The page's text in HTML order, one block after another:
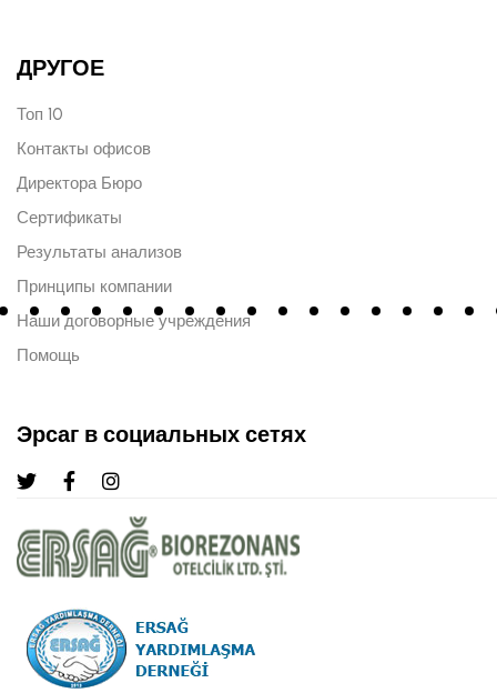
ДРУГОЕ
Топ 10
Контакты офисов
Директора Бюро
Сертификаты
Результаты анализов
Принципы компании
Наши договорные учреждения
Помощь
Эрсаг в социальных сетях